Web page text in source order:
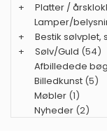
+
Platter /
Lamper/
+
Bestik sølvplet,
+
Sølv/Guld (54)
Afbilledede
Billedkunst (5)
Møbler (1)
Nyheder (2)